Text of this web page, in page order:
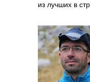
из лучших в